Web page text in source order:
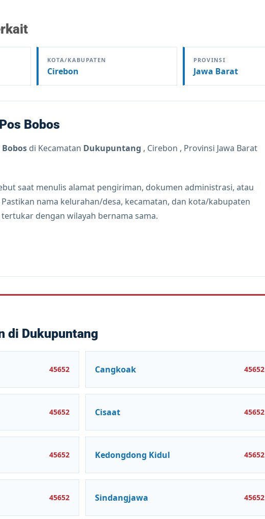
KOTA/KABUPATEN
Cirebon
PROVINSI
Jawa Barat
Bobos
Bobos di Kecamatan Dukupuntang , Cirebon , Provinsi Jawa Barat
saat menulis alamat pengiriman, dokumen administrasi, atau
nama kelurahan/desa, kecamatan, dan kota/kabupaten
dengan wilayah bernama sama.
di Dukupuntang
45652 Cangkoak 45652
45652 Cisaat 45652
45652 Kedongdong Kidul 45652
45652 Sindangjawa 45652